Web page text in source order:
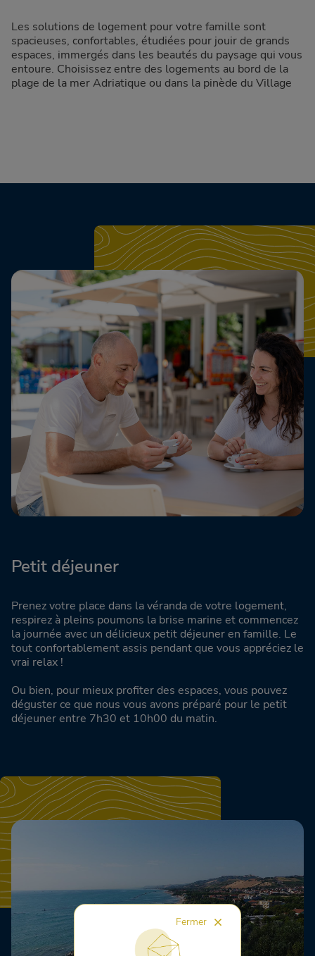
Les solutions de logement pour votre famille sont
spacieuses, confortables, étudiées pour jouir de grands
espaces, immergés dans les beautés du paysage qui vous
entoure. Choisissez entre des logements au bord de la
plage de la mer Adriatique ou dans la pinède du Village
Petit déjeuner
Prenez votre place dans la véranda de votre logement,
respirez à pleins poumons la brise marine et commencez
la journée avec un délicieux petit déjeuner en famille. Le
tout confortablement assis pendant que vous appréciez le
vrai relax !
Ou bien, pour mieux profiter des espaces, vous pouvez
déguster ce que nous vous avons préparé pour le petit
déjeuner entre 7h30 et 10h00 du matin.
Fermer